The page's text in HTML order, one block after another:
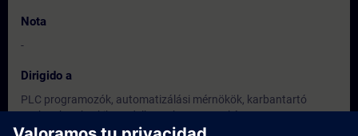
Nota
-
Dirigido a
PLC programozók, automatizálási mérnökök, karbantartó
szakemberek, akik rendelkeznek TIA Portal és PLC
programozási ismeretekkel, és szeretnének a programtervezés